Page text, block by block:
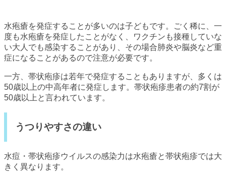
水疱瘡を発症することが多いのは子どもです。ごく稀に、一
度も水疱瘡を発症したことがなく、ワクチンも接種していな
い大人でも感染することがあり、その場合肺炎や脳炎など重
症になることがあるので注意が必要です。
一方、帯状疱疹は若年で発症することもありますが、多くは
50歳以上の中高年者に発症します。帯状疱疹患者の約7割が
50歳以上と言われています。
うつりやすさの違い
水痘・帯状疱疹ウイルスの感染力は水疱瘡と帯状疱疹では大
きく異なります。